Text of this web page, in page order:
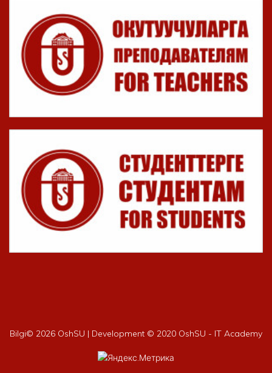
Bilgi© 2026 OshSU | Development © 2020 OshSU - IT Academy